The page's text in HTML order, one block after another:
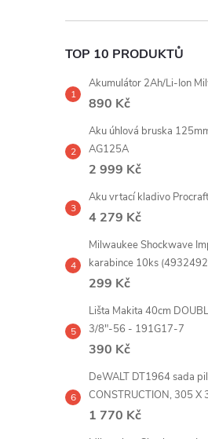
í
p
a
n
l
TOP 10 PRODUKTŮ
Akumulátor 2Ah/Li-Ion
890 Kč
Aku úhlová bruska
AG125A
2 999 Kč
Aku vrtací kladivo
4 279 Kč
Milwaukee Shockwave
karabince 10ks
299 Kč
Lišta Makita 40cm
3/8"-56 - 191G17-7
390 Kč
DeWALT DT1964 sada
CONSTRUCTION, 305 X
1 770 Kč